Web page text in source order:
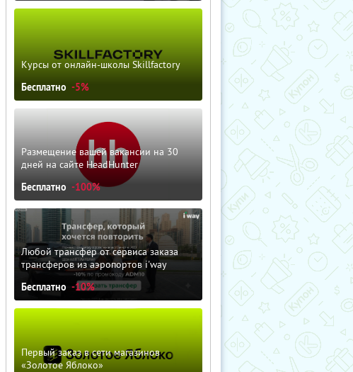
Курсы от онлайн-школы Skillfactory
Бесплатно -5%
Размещение вашей вакансии на 30
дней на сайте HeadHunter
Бесплатно -100%
Любой трансфер от сервиса заказа
трансферов из аэропортов i'way
Бесплатно -10%
Первый заказ в сети магазинов
«Золотое Яблоко»